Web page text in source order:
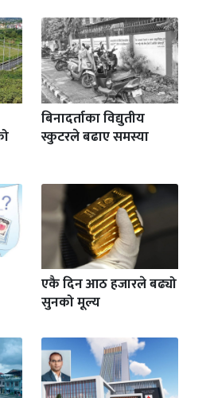
बिनादर्ताका विद्युतीय
स्कुटरले बढाए समस्या
एकै दिन आठ हजारले बढ्यो
सुनको मूल्य